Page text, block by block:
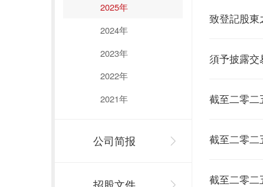
2025年
2024年
2023年
2022年
2021年
公司简报
致登記股東
須予披露
截至二零
截至二零二
截至二零